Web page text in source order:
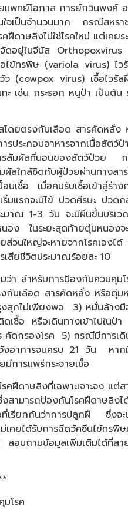
โอภาส การย์กวินพงศ์ อธิ
ใจเป็นจำนวนมาก กรณีสหร
าษลิงไม่ใช่โรคใหม่ แต่เคย
ดอยู่ในจีนัส Orthopoxvirus
ไข้ทรพิษ (variola virus) ไว
(cowpox virus) เชื้อไวรัส
ะ เช่น กระรอก หนูป่า เป็นต้
รงกับเลือด สารคัดหลั่ง
ประกอบอาหารจากเนื้อสัตว์
มผัสที่นอนของสัตว์ป่วย ก
ใกล้ชิดกับผู้ป่วยผ่านทางสาร
ชื้อ เมื่อคนรับเชื้อเข้าสู่ร่าง
มแรกจะมีไข้ ปวดศีรษะ ปวด
าณ 1-3 วัน จะมีผื่นขึ้นบริเว
ง ในระยะสุดท้ายตุ่มหนองจ
นใหญ่จะหายจากโรคเองได้
เสียชีวิตประมาณร้อยละ 10
หรับการป้องกันควบคุมโร
กับเลือด สารคัดหลั่ง หรือตุ่ม
สุกไม่เพียงพอ 3) หมั่นล้างมื
เชื้อ หรือเดินทางเข้าไปใน
คัดกรองโรค 5) กรณีมีการเดิ
งอาการจนครบ 21 วัน หาก
การแพร่กระจายเชื้อ
ษลิงที่เฉพาะเจาะจง แต่สา
ามารถป้องกันโรคฝีดาษลิง
เรียกกันว่าการปลูกฝี ซึ่งจะ
คยได้รับการฉีดวัคซีนไข้ทรพิ
อบถามข้อมูลเพิ่มเติมได้ที่ส
โรค